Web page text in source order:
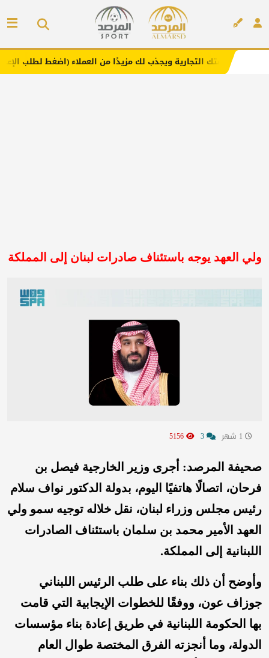
ويجذب لك مزيدًا من العملاء (اضغط لطلب الإعلان)
ولي العهد يوجه باستئناف صادرات لبنان إلى المملكة
صحيفة المرصد: أجرى وزير الخارجية فيصل بن
فرحان، اتصالًا هاتفيًا اليوم، بدولة الدكتور نواف سلام
رئيس مجلس وزراء لبنان، نقل خلاله توجيه سمو ولي
العهد الأمير محمد بن سلمان باستئناف الصادرات
اللبنانية إلى المملكة.
وأوضح أن ذلك بناء على طلب الرئيس اللبناني
جوزاف عون، ووفقًا للخطوات الإيجابية التي قامت
بها الحكومة اللبنانية في طريق إعادة بناء مؤسسات
الدولة، وما أنجزته الفرق المختصة طوال العام